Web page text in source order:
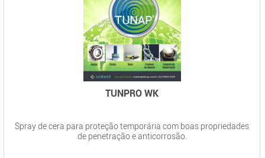
TUNPRO WK
Spray de cera para proteção temporária com boas propriedades
de penetração e anticorrosão.